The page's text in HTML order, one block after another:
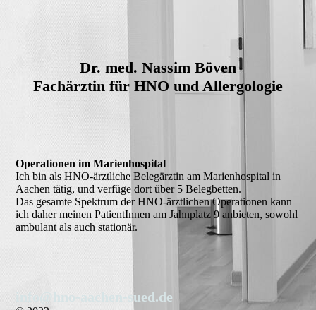
Dr. med. Nassim Böven
Fachärztin für HNO und Allergologie
Operationen im Marienhospital
Ich bin als HNO-ärztliche Belegärztin am Marienhospital in
Aachen tätig, und verfüge dort über 5 Belegbetten.
Das gesamte Spektrum der HNO-ärztlichen Operationen kann
ich daher meinen PatientInnen am Jahnplatz 9 anbieten, sowohl
ambulant als auch stationär.
info@hno-aachen-sued.de